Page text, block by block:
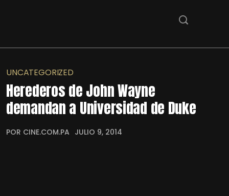
UNCATEGORIZED
Herederos de John Wayne
demandan a Universidad de Duke
POR CINE.COM.PA JULIO 9, 2014